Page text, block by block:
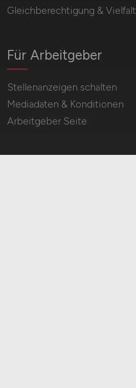
Gleichberechtigung & Vielfalt
Für Arbeitgeber
Stellenanzeigen schalten
Mediadaten & Konditionen
Arbeitgeber Seite